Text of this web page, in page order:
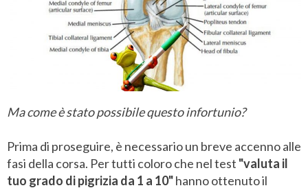
Ma come è stato possibile questo infortunio?
Prima di proseguire, è necessario un breve accenno alle
fasi della corsa. Per tutti coloro che nel test "valuta il
tuo grado di pigrizia da 1 a 10"hanno ottenuto il